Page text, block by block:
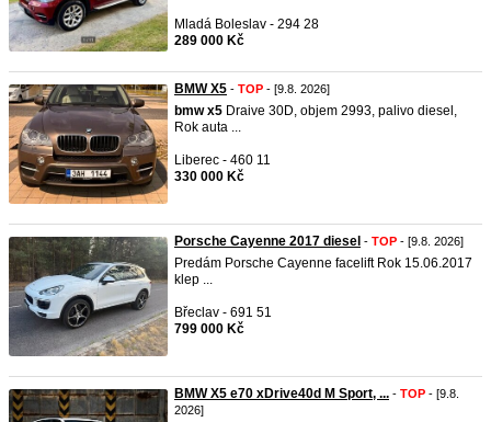
Mladá Boleslav - 294 28
289 000 Kč
BMW X5 - TOP - [9.8. 2026]
bmw x5 Draive 30D, objem 2993, palivo diesel,
Rok auta ...
Liberec - 460 11
330 000 Kč
Porsche Cayenne 2017 diesel - TOP - [9.8. 2026]
Predám Porsche Cayenne facelift Rok 15.06.2017
klep ...
Břeclav - 691 51
799 000 Kč
BMW X5 e70 xDrive40d M Sport, ... - TOP - [9.8.
2026]